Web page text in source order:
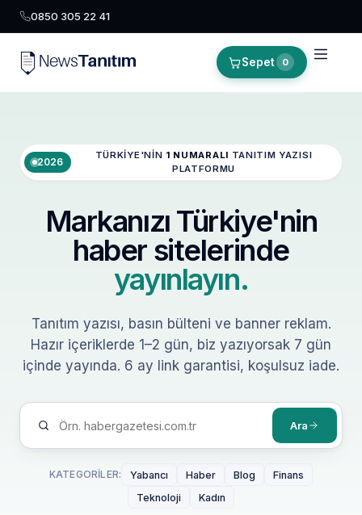
0850 305 22 41
Sepet 0
2026
TÜRKIYE'NIN 1 NUMARALI TANITIM YAZISI
PLATFORMU
Markanızı Türkiye'nin
haber sitelerinde
yayınlayın.
Tanıtım yazısı, basın bülteni ve banner reklam.
Hazır içeriklerde 1–2 gün, biz yazıyorsak 7 gün
içinde yayında. 6 ay link garantisi, koşulsuz iade.
Ara
KATEGORILER: Yabancı Haber Blog
Finans
Teknoloji
Kadın